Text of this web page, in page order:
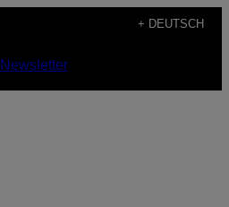
+ DEUTSCH
Newsletter